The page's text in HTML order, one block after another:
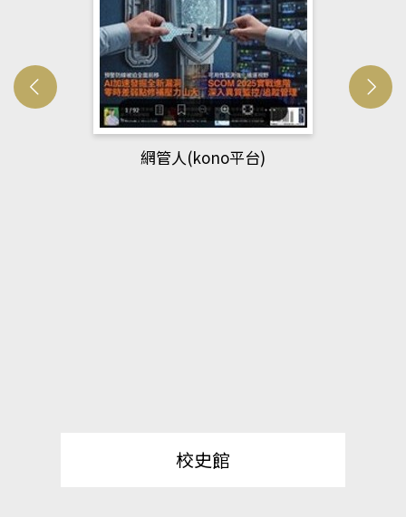
網管人(kono平台)
校史館